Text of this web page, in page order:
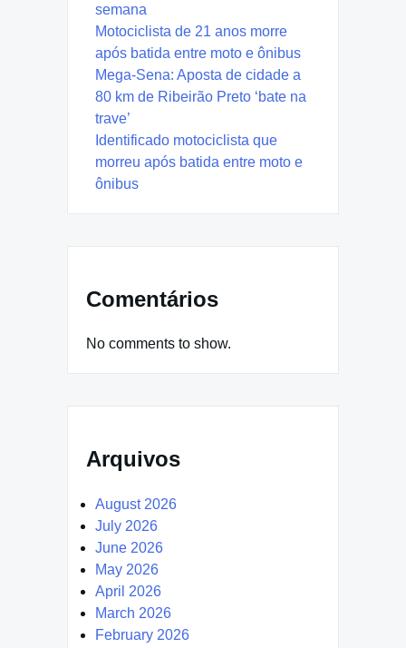
semana
Motociclista de 21 anos morre
após batida entre moto e ônibus
Mega-Sena: Aposta de cidade a
80 km de Ribeirão Preto ‘bate na
trave’
Identificado motociclista que
morreu após batida entre moto e
ônibus
Comentários
No comments to show.
Arquivos
August 2026
July 2026
June 2026
May 2026
April 2026
March 2026
February 2026